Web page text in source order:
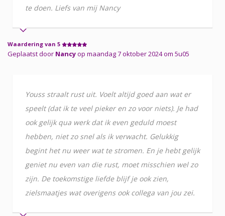
te doen. Liefs van mij Nancy
Waardering van 5
Geplaatst door Nancyop maandag 7 oktober 2024 om 5u05
Youss straalt rust uit. Voelt altijd goed aan wat er
speelt (dat ik te veel pieker en zo voor niets). Je had
ook gelijk qua werk dat ik even geduld moest
hebben, niet zo snel als ik verwacht. Gelukkig
begint het nu weer wat te stromen. En je hebt gelijk
geniet nu even van die rust, moet misschien wel zo
zijn. De toekomstige liefde blijf je ook zien,
zielsmaatjes wat overigens ook collega van jou zei.